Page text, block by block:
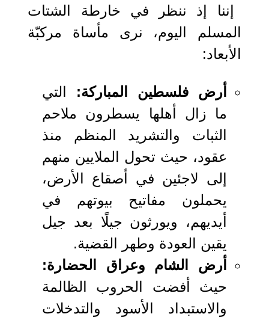
إننا إذ ننظر في خارطة الشتات
المسلم اليوم، نرى مأساة مركبّة
الأبعاد:
أرض فلسطين المباركة: التي
ما زال أهلها يسطرون ملاحم
الثبات والتشريد المنظم منذ
عقود، حيث تحول الملايين منهم
إلى لاجئين في أصقاع الأرض،
يحملون مفاتيح بيوتهم في
أيديهم، ويورثون جيلًا بعد جيل
يقين العودة وطهر القضية.
أرض الشام وعراق الحضارة:
حيث أفضت الحروب الظالمة
والاستبداد الأسود والتدخلات